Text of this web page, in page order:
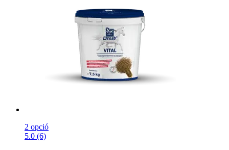
2 opció
5.0 (6)